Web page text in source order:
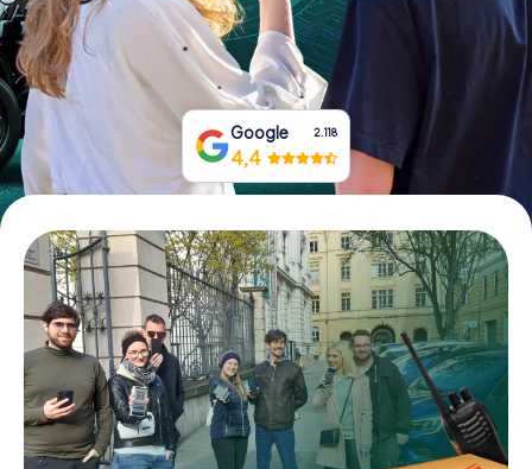
Koop cadeaubonnen
Google 2.118
4,4